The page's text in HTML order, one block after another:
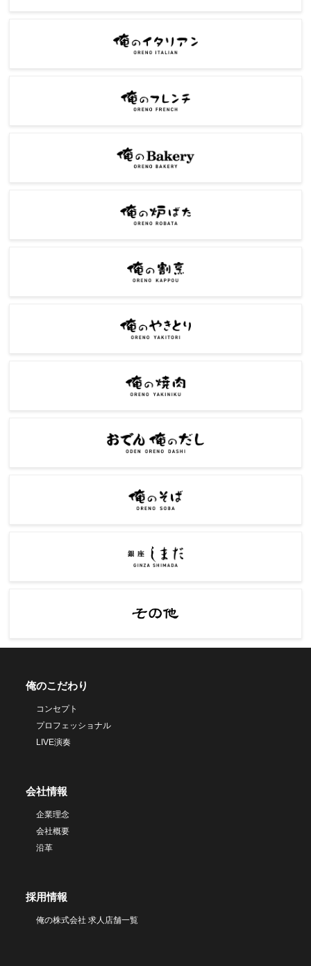
俺のこだわり
コンセプト
プロフェッショナル
LIVE演奏
会社情報
企業理念
会社概要
沿革
採用情報
俺の株式会社 求人店舗一覧